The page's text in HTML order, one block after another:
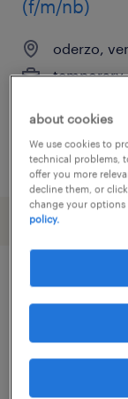
(f/m/nb)
oderzo,
temporary
posted 7
other
addetto al
addetto al
about cookies
We use cookies to
technical problems,
offer you more
decline them, or
change your
policy.